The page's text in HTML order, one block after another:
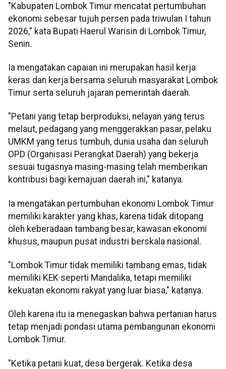
"Kabupaten Lombok Timur mencatat pertumbuhan
ekonomi sebesar tujuh persen pada triwulan I tahun
2026," kata Bupati Haerul Warisin di Lombok Timur,
Senin.
Ia mengatakan capaian ini merupakan hasil kerja
keras dan kerja bersama seluruh masyarakat Lombok
Timur serta seluruh jajaran pemerintah daerah.
"Petani yang tetap berproduksi, nelayan yang terus
melaut, pedagang yang menggerakkan pasar, pelaku
UMKM yang terus tumbuh, dunia usaha dan seluruh
OPD (Organisasi Perangkat Daerah) yang bekerja
sesuai tugasnya masing-masing telah memberikan
kontribusi bagi kemajuan daerah ini," katanya.
Ia mengatakan pertumbuhan ekonomi Lombok Timur
memiliki karakter yang khas, karena tidak ditopang
oleh keberadaan tambang besar, kawasan ekonomi
khusus, maupun pusat industri berskala nasional.
"Lombok Timur tidak memiliki tambang emas, tidak
memiliki KEK seperti Mandalika, tetapi memiliki
kekuatan ekonomi rakyat yang luar biasa," katanya.
Oleh karena itu ia menegaskan bahwa pertanian harus
tetap menjadi pondasi utama pembangunan ekonomi
Lombok Timur.
"Ketika petani kuat, desa bergerak. Ketika desa